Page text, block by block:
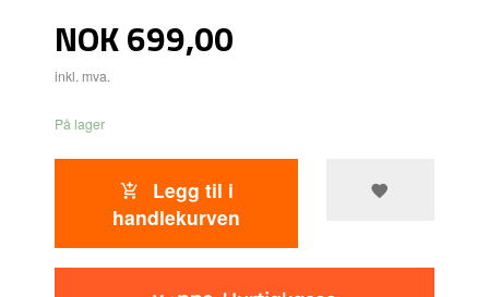
Pris
NOK699,00
inkl. mva.
På lager
Legg til i
handlekurven